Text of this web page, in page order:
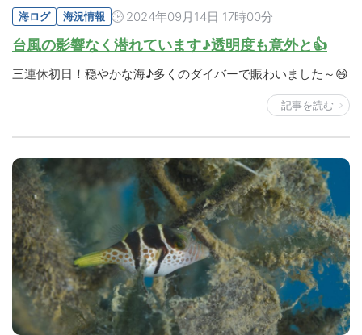
海ログ 海況情報 2024年09月14日 17時00分
台風の影響なく潜れています♪透明度も意外と👍
三連休初日！穏やかな海♪多くのダイバーで賑わいました～😆
記事を読む